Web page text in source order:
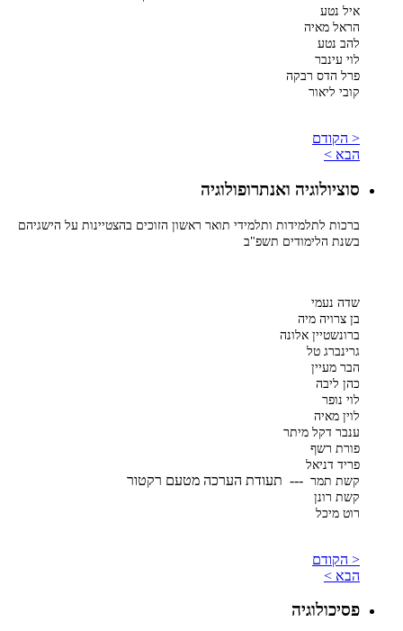
איל נטע
הראל מאיה
להב נטע
לוי עינבר
פרל הדס רבקה
קובי ליאור
< הקודם
הבא >
סוציולוגיה ואנתרופולוגיה
ברכות לתלמידות ותלמידי תואר ראשון הזוכים בהצטיינות על הישגיהם
בשנת הלימודים תשפ"ב
שדה נעמי
בן צרויה מיה
ברונשטיין אלונה
גרינברג טל
הבר מעיין
כהן ליבה
לוי נופר
לוין מאיה
ענבר דקל מיתר
פורת רשף
פריד דניאל
קשת תמר --- תעודת הערכה מטעם רקטור
קשת רונן
רוט מיכל
< הקודם
הבא >
פסיכולוגיה